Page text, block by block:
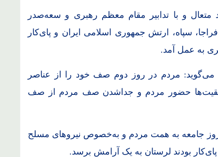
و با تدابیر مقام معظم رهبری و سعه‌صدر
سپاه، ارتش جمهوری اسلامی ایران و پای‌کار
به عمل آمد.
می‌گوید: مردم در روز دوم صف خود را از عناصر
حضور مردم و جداشدن صف مردم از صف
جامعه به همت مردم و به‌خصوص نیروهای مسلح
بودند لرستان به یک آرامش برسد.